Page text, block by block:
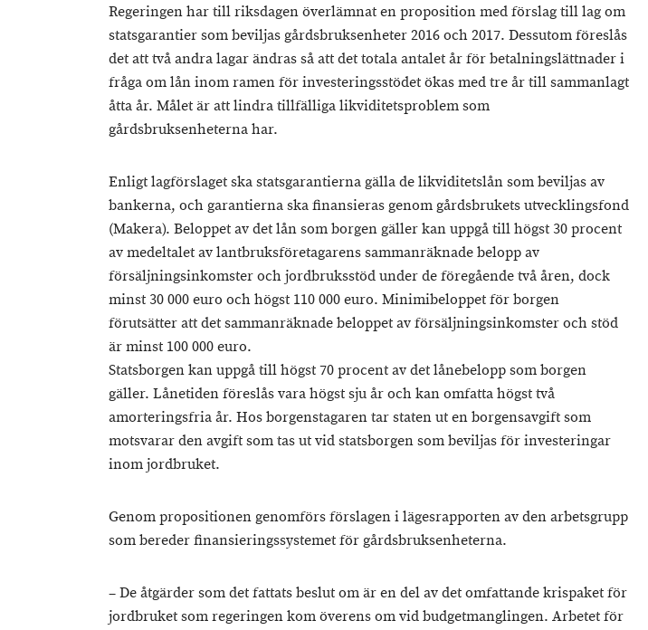
Regeringen har till riksdagen överlämnat en proposition med förslag till lag om
statsgarantier som beviljas gårdsbruksenheter 2016 och 2017. Dessutom föreslås
det att två andra lagar ändras så att det totala antalet år för betalningslättnader i
fråga om lån inom ramen för investeringsstödet ökas med tre år till sammanlagt
åtta år. Målet är att lindra tillfälliga likviditetsproblem som
gårdsbruksenheterna har.
Enligt lagförslaget ska statsgarantierna gälla de likviditetslån som beviljas av
bankerna, och garantierna ska finansieras genom gårdsbrukets utvecklingsfond
(Makera). Beloppet av det lån som borgen gäller kan uppgå till högst 30 procent
av medeltalet av lantbruksföretagarens sammanräknade belopp av
försäljningsinkomster och jordbruksstöd under de föregående två åren, dock
minst 30 000 euro och högst 110 000 euro. Minimibeloppet för borgen
förutsätter att det sammanräknade beloppet av försäljningsinkomster och stöd
är minst 100 000 euro.
Statsborgen kan uppgå till högst 70 procent av det lånebelopp som borgen
gäller. Lånetiden föreslås vara högst sju år och kan omfatta högst två
amorteringsfria år. Hos borgenstagaren tar staten ut en borgensavgift som
motsvarar den avgift som tas ut vid statsborgen som beviljas för investeringar
inom jordbruket.
Genom propositionen genomförs förslagen i lägesrapporten av den arbetsgrupp
som bereder finansieringssystemet för gårdsbruksenheterna.
– De åtgärder som det fattats beslut om är en del av det omfattande krispaket för
jordbruket som regeringen kom överens om vid budgetmanglingen. Arbetet för